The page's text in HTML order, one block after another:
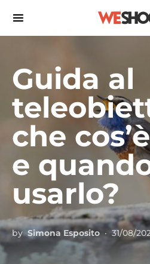
Search for:
Guida al
che
e
usarlo?
by Simona Esposito 31/08/